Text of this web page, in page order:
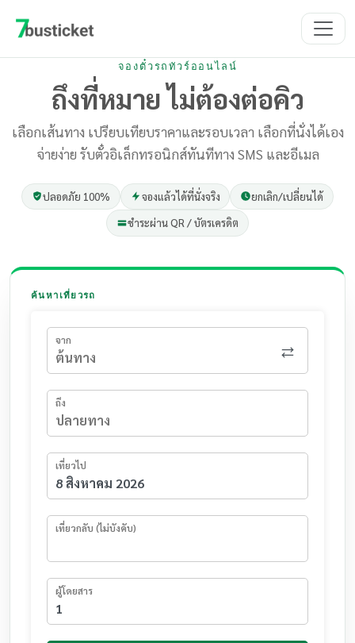
จองตั๋วรถทัวร์ออนไลน์
ถึงที่หมาย ไม่ต้องต่อคิว
เลือกเส้นทาง เปรียบเทียบราคาและรอบเวลา เลือกที่นั่งได้เอง
จ่ายง่าย รับตั๋วอิเล็กทรอนิกส์ทันทีทาง SMS และอีเมล
ปลอดภัย 100% จองแล้วได้ที่นั่งจริง
ยกเลิก/เปลี่ยนได้
ชำระผ่าน QR / บัตรเครดิต
ค้นหาเที่ยวรถ
จาก
ถึง
เที่ยวไป
เที่ยวกลับ (ไม่บังคับ)
ผู้โดยสาร